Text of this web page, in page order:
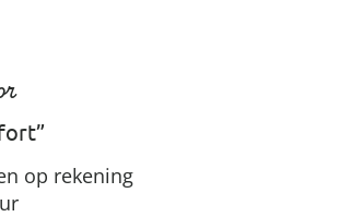
op rekening